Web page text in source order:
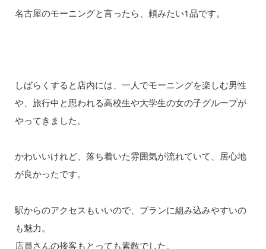
名古屋のモーニングと言ったら、頼みたい1品です。
しばらくすると店内には、一人でモーニングを楽しむ男性
や、旅行中と思われる高校生や大学生の女の子グループが
やってきました。
かわいいけれど、落ち着いた雰囲気が流れていて、居心地
が良かったです。
駅からのアクセスもいいので、プランに組み込みやすいの
も魅力。
店員さんの接客もとっても素敵でした。